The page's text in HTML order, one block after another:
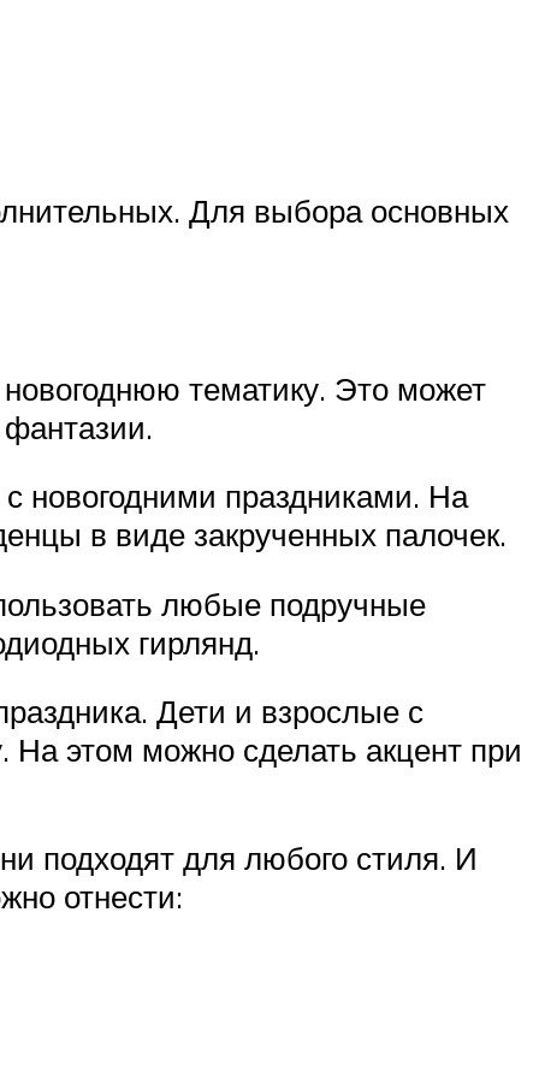
Для выбора основных
тематику. Это может
новогодними праздниками. На
в виде закрученных палочек.
любые подручные
гирлянд.
Дети и взрослые с
На этом можно сделать акцент при
подходят для любого стиля. И
отнести: